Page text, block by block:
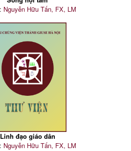
Nguyễn Hữu Tấn, FX, LM
Linh đạo giáo dân
Nguyễn Hữu Tấn, FX, LM